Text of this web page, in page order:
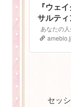
『ウェ
サルテ
⭐️』
セッ